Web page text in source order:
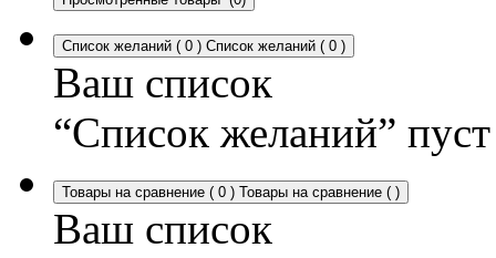
Список желаний ( 0 ) Список желаний ( 0 )
Ваш список
“Список желаний” пуст
Товары на сравнение ( 0 ) Товары на сравнение ( )
Ваш список